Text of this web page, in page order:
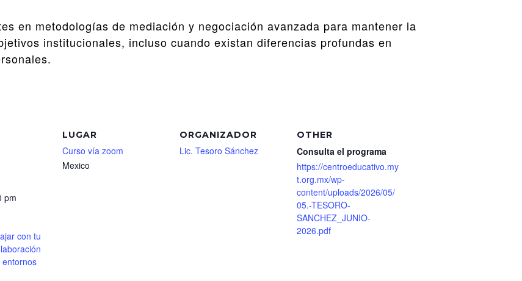
en metodologías de mediación y negociación avanzada para mantener la
institucionales, incluso cuando existan diferencias profundas en
pm
con tu
LUGAR
Curso vía zoom
Mexico
ORGANIZADOR
Lic. Tesoro Sánchez
OTHER
Consulta el programa
https://centroeducativo.my
t.org.mx/wp-
content/uploads/2026/05/
05.-TESORO-
SANCHEZ_JUNIO-
2026.pdf